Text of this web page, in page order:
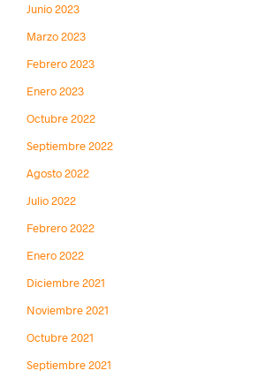
Junio 2023
Marzo 2023
Febrero 2023
Enero 2023
Octubre 2022
Septiembre 2022
Agosto 2022
Julio 2022
Febrero 2022
Enero 2022
Diciembre 2021
Noviembre 2021
Octubre 2021
Septiembre 2021